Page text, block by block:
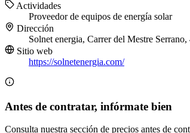
Actividades
Proveedor de equipos de energía solar
Dirección
Solnet energia, Carrer del Mestre
Sitio web
https://solnetenergia.com/
Antes de contratar, infórmate bien
Consulta nuestra sección de precios antes de